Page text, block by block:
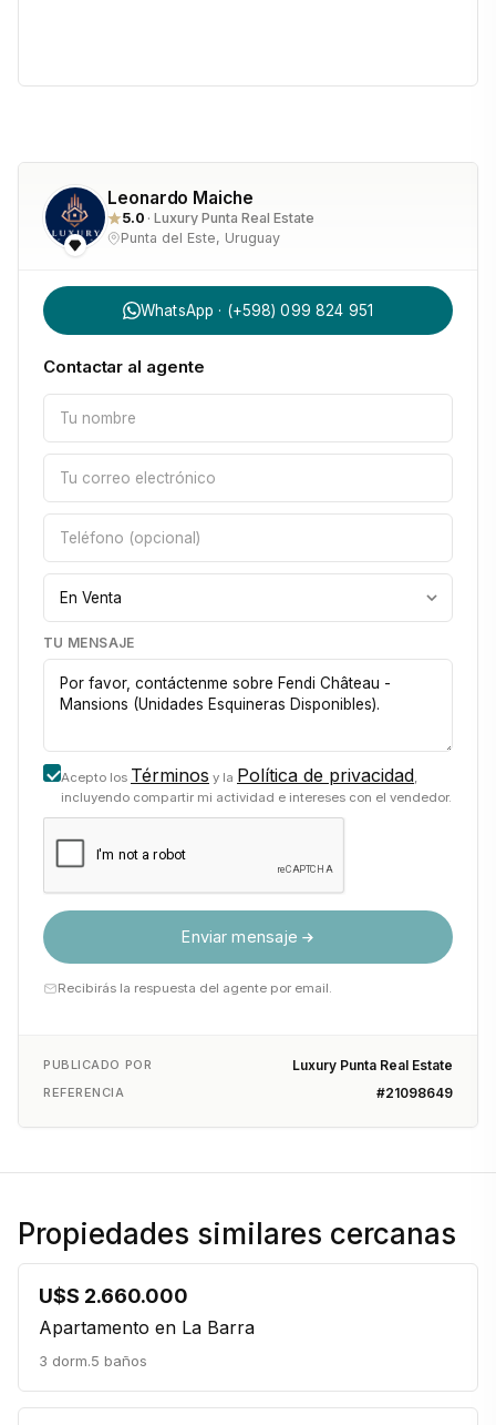
Costos Estimados
Leonardo Maiche
5.0 · Luxury Punta Real Estate
Punta del Este, Uruguay
WhatsApp · (+598) 099 824 951
Contactar al agente
TU MENSAJE
Acepto los Términos y la Política de privacidad,
incluyendo compartir mi actividad e intereses con el vendedor.
Enviar mensaje
Recibirás la respuesta del agente por email.
PUBLICADO POR Luxury Punta Real Estate
REFERENCIA #21098649
Propiedades similares cercanas
U$S 2.660.000
Apartamento en La Barra
3 dorm.5 baños